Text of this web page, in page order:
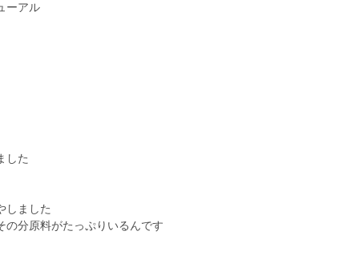
ーアル
した
しました
の分原料がたっぷりいるんです